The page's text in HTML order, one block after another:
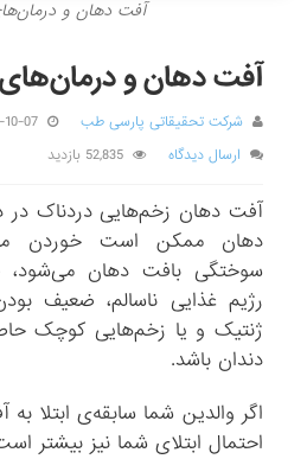
آفت دهان و
آفت دهان و
شرکت تحقیقاتی پارسی طب 10-07
ارسال دیدگاه
52,835 بازدید
آفت دهان زخم‌هایی دردناک
دهان ممکن است خوردن
سوختگی بافت دهان می‌شود،
رژیم غذایی ناسالم، ضعیف
ژنتیک و یا زخم‌هایی کوچک
دندان باشد.
اگر والدین شما سابقه‌ی ابتلا
احتمال ابتلای شما نیز بیشتر